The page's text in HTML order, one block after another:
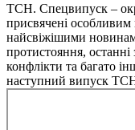
ТСН. Спецвипуск –
присвячені
найсвіжішими
протистояння, останні
конфлікти та багато
наступний випуск